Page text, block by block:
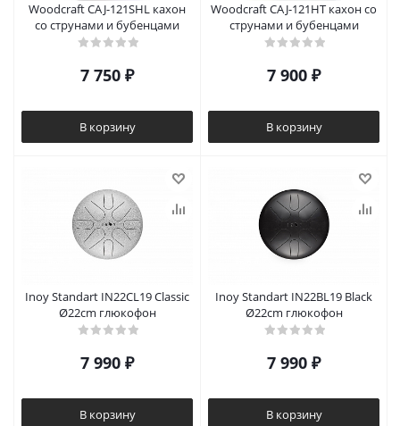
Woodcraft CAJ-121SHL кахон
со струнами и бубенцами
7 750 ₽
В корзину
Woodcraft CAJ-121HT кахон со
струнами и бубенцами
7 900 ₽
В корзину
Inoy Standart IN22CL19 Classic
Ø22cm глюкофон
7 990 ₽
В корзину
Inoy Standart IN22BL19 Black
Ø22cm глюкофон
7 990 ₽
В корзину